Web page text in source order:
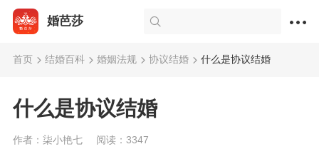
婚芭莎
首页 结婚百科 婚姻法规 协议结婚 什么是协议结婚
什么是协议结婚
作者：柒小艳七 阅读：3347